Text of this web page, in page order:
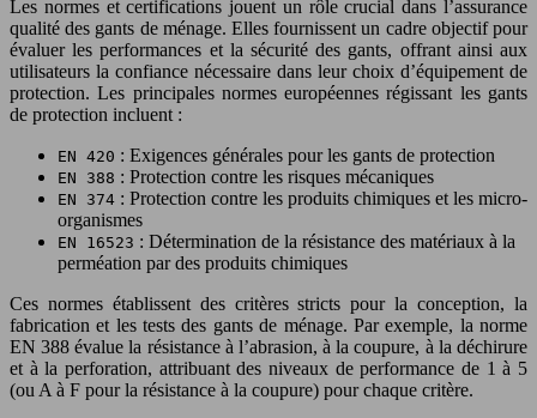
Les normes et certifications jouent un rôle crucial dans l’assurance
qualité des gants de ménage. Elles fournissent un cadre objectif pour
évaluer les performances et la sécurité des gants, offrant ainsi aux
utilisateurs la confiance nécessaire dans leur choix d’équipement de
protection. Les principales normes européennes régissant les gants
de protection incluent :
EN 420 : Exigences générales pour les gants de protection
EN 388 : Protection contre les risques mécaniques
EN 374 : Protection contre les produits chimiques et les micro-
organismes
EN 16523 : Détermination de la résistance des matériaux à la
perméation par des produits chimiques
Ces normes établissent des critères stricts pour la conception, la
fabrication et les tests des gants de ménage. Par exemple, la norme
EN 388 évalue la résistance à l’abrasion, à la coupure, à la déchirure
et à la perforation, attribuant des niveaux de performance de 1 à 5
(ou A à F pour la résistance à la coupure) pour chaque critère.